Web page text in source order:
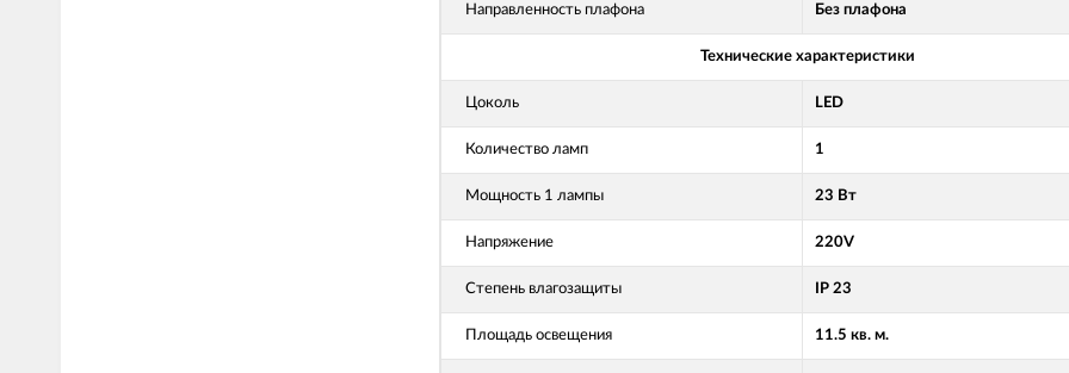
Направленность плафона Без плафона
Технические характеристики
Цоколь LED
Количество ламп 1
Мощность 1 лампы 23 Вт
Напряжение 220V
Степень влагозащиты IP 23
Площадь освещения 11.5 кв. м.